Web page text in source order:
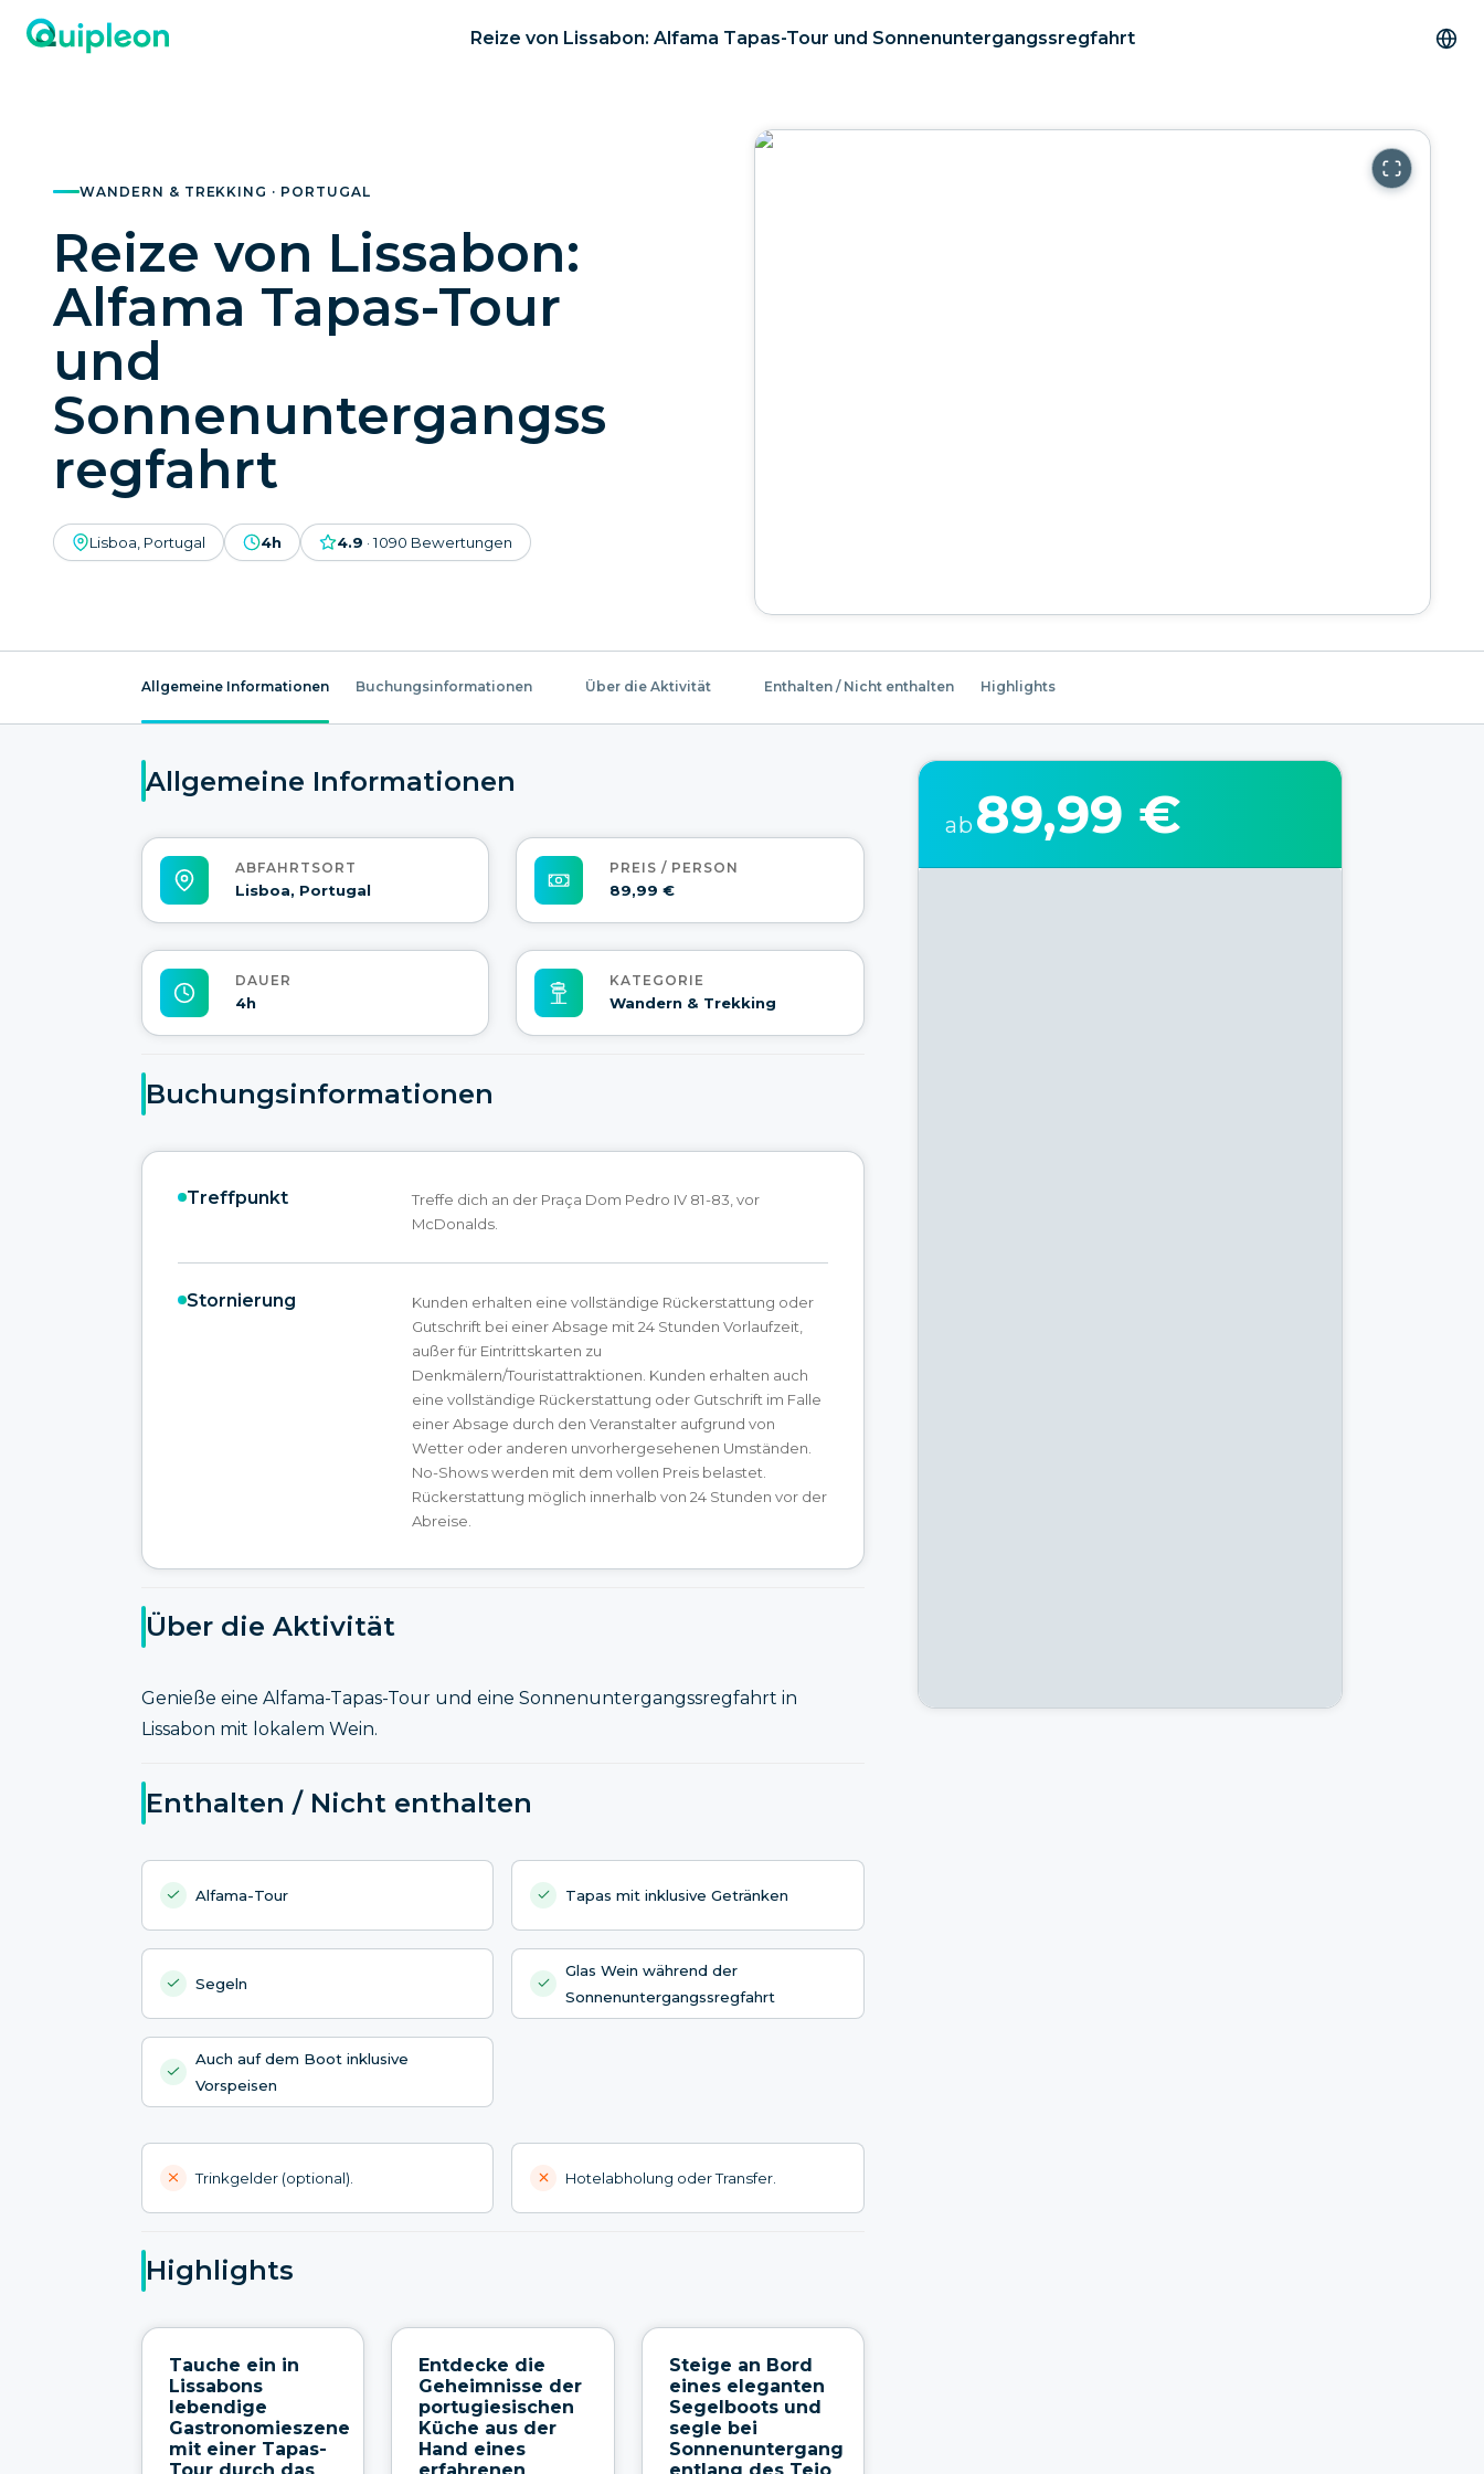
Reize von Lissabon: Alfama Tapas-Tour und Sonnenuntergangssregfahrt
WANDERN & TREKKING · PORTUGAL
Reize von Lissabon:
Alfama Tapas-Tour
und
Sonnenuntergangss
regfahrt
Lisboa, Portugal 4h 4.9 ·1090 Bewertungen
Allgemeine Informationen Buchungsinformationen Über die Aktivität Enthalten / Nicht enthalten Highlights
Allgemeine Informationen
ABFAHRTSORT
Lisboa, Portugal
PREIS / PERSON
89,99 €
DAUER
4h
KATEGORIE
Wandern & Trekking
Buchungsinformationen
Treffpunkt
Treffe dich an der Praça Dom Pedro IV 81-83, vor
McDonalds.
Stornierung
Kunden erhalten eine vollständige Rückerstattung oder
Gutschrift bei einer Absage mit 24 Stunden Vorlaufzeit,
außer für Eintrittskarten zu
Denkmälern/Touristattraktionen. Kunden erhalten auch
eine vollständige Rückerstattung oder Gutschrift im Falle
einer Absage durch den Veranstalter aufgrund von
Wetter oder anderen unvorhergesehenen Umständen.
No-Shows werden mit dem vollen Preis belastet.
Rückerstattung möglich innerhalb von 24 Stunden vor der
Abreise.
Über die Aktivität
Genieße eine Alfama-Tapas-Tour und eine Sonnenuntergangssregfahrt in
Lissabon mit lokalem Wein.
Enthalten / Nicht enthalten
Alfama-Tour Tapas mit inklusive Getränken
Segeln
Glas Wein während der
Sonnenuntergangssregfahrt
Auch auf dem Boot inklusive
Vorspeisen
Trinkgelder (optional). Hotelabholung oder Transfer.
Highlights
Tauche ein in
Lissabons
lebendige
Gastronomieszene
mit einer Tapas-
Entdecke die
Geheimnisse der
portugiesischen
Küche aus der
Hand eines
Steige an Bord
eines eleganten
Segelboots und
segle bei
Sonnenuntergang
ab 89,99 €